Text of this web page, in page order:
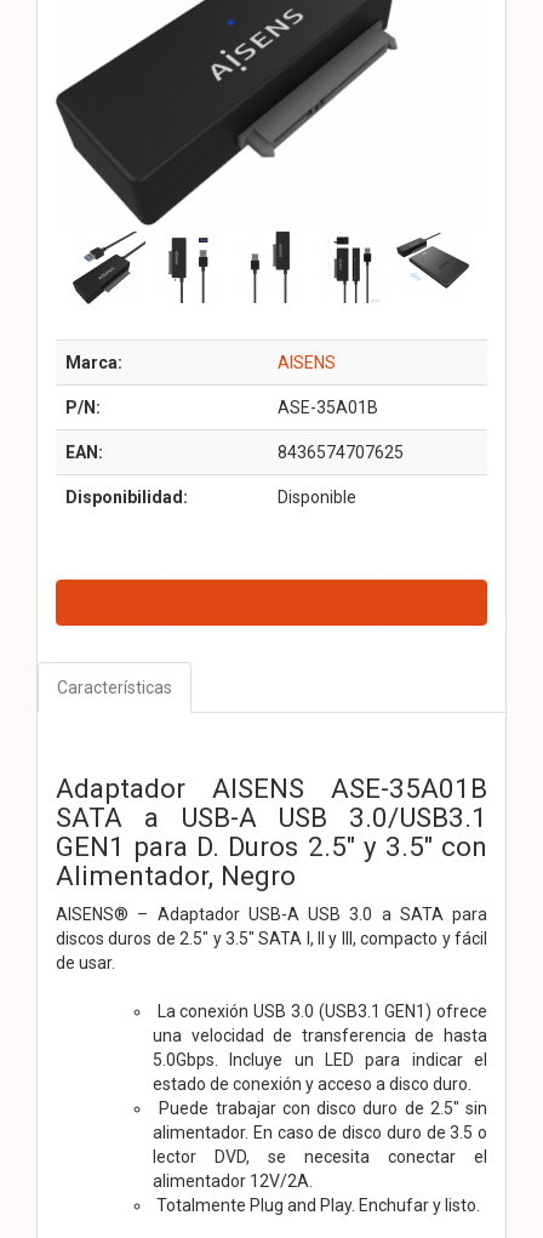
Marca: AISENS
P/N: ASE-35A01B
EAN: 8436574707625
Disponibilidad: Disponible
Características
Adaptador AISENS ASE-35A01B
SATA a USB-A USB 3.0/USB3.1
GEN1 para D. Duros 2.5″ y 3.5″ con
Alimentador, Negro
AISENS® – Adaptador USB-A USB 3.0 a SATA para
discos duros de 2.5″ y 3.5″ SATA I, II y III, compacto y fácil
de usar.
La conexión USB 3.0 (USB3.1 GEN1) ofrece
una velocidad de transferencia de hasta
5.0Gbps. Incluye un LED para indicar el
estado de conexión y acceso a disco duro.
Puede trabajar con disco duro de 2.5″ sin
alimentador. En caso de disco duro de 3.5 o
lector DVD, se necesita conectar el
alimentador 12V/2A.
Totalmente Plug and Play. Enchufar y listo.